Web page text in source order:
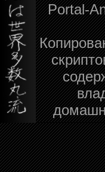
Portal-